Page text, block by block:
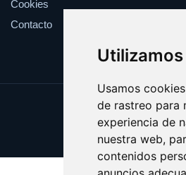
Usamos
de rastreo para
experiencia de
nuestra web,
contenidos
Cookies
Contacto
Update cookies
Copyright ©